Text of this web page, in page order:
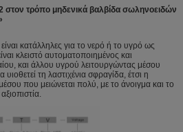
στον τρόπο μηδενικά βαλβίδα σωληνοειδών
κατάλληλες για το νερό ή το υγρό ως
κλειστό αυτοματοποιημένος και
και άλλου υγρού λειτουργώντας μέσου
τη λαστιχένια σφραγίδα, έτσι η
που μειώνεται πολύ, με το άνοιγμα και το